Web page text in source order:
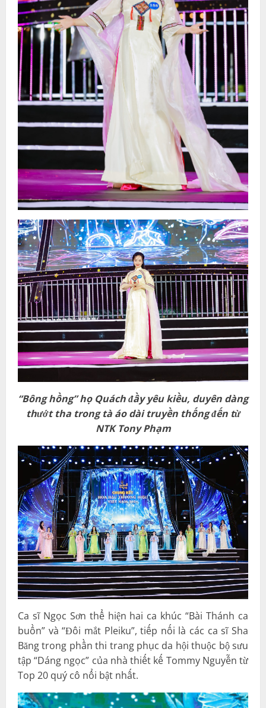
“Bông hồng”họ Quáchđầy yêu kiều, duyên dàng
thướt thatrongtàáo dài truyền thống đến từ
NTK Tony Phạm
Ca sĩ Ngọc Sơn thể hiện hai ca khúc “Bài Thánh ca
buồn” và “Đôi mắt Pleiku”, tiếp nối là các ca sĩ Sha
Băng trong phần thi trang phục da hội thuộc bộ sưu
tập “Dáng ngọc” của nhà thiết kế Tommy Nguyễn từ
Top 20 quý cô nổi bật nhất.